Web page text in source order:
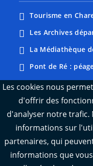
Tourisme en
Les Archives
La Médiathèque
Pont de Ré :
Webcams : Ré
Webcams :
Manger 17
L'Observatoire
Les cookies nous
d'offrir des
d'analyser notre trafic.
informations sur
partenaires, qui
informations que